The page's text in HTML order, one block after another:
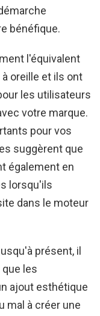
bénéfique.
l'équivalent
oreille et ils ont
les utilisateurs
votre marque.
pour vos
suggèrent que
également en
lorsqu'ils
dans le moteur
présent, il
les
ajout esthétique
mal à créer une